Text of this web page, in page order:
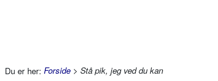
Du er her: Forside > Stå pik, jeg ved du kan